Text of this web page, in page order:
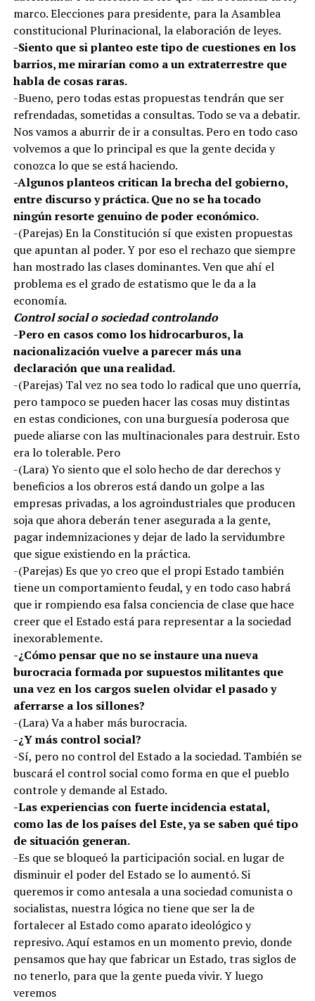
marco. Elecciones para presidente, para la Asamblea
constitucional Plurinacional, la elaboración de leyes.
-Siento que si planteo este tipo de cuestiones en los
barrios, me mirarían como a un extraterrestre que
habla de cosas raras.
-Bueno, pero todas estas propuestas tendrán que ser
refrendadas, sometidas a consultas. Todo se va a debatir.
Nos vamos a aburrir de ir a consultas. Pero en todo caso
volvemos a que lo principal es que la gente decida y
conozca lo que se está haciendo.
-Algunos planteos critican la brecha del gobierno,
entre discurso y práctica. Que no se ha tocado
ningún resorte genuino de poder económico.
-(Parejas) En la Constitución sí que existen propuestas
que apuntan al poder. Y por eso el rechazo que siempre
han mostrado las clases dominantes. Ven que ahí el
problema es el grado de estatismo que le da a la
economía.
Control social o sociedad controlando
-Pero en casos como los hidrocarburos, la
nacionalización vuelve a parecer más una
declaración que una realidad.
-(Parejas) Tal vez no sea todo lo radical que uno querría,
pero tampoco se pueden hacer las cosas muy distintas
en estas condiciones, con una burguesía poderosa que
puede aliarse con las multinacionales para destruir. Esto
era lo tolerable. Pero
-(Lara) Yo siento que el solo hecho de dar derechos y
beneficios a los obreros está dando un golpe a las
empresas privadas, a los agroindustriales que producen
soja que ahora deberán tener asegurada a la gente,
pagar indemnizaciones y dejar de lado la servidumbre
que sigue existiendo en la práctica.
-(Parejas) Es que yo creo que el propi Estado también
tiene un comportamiento feudal, y en todo caso habrá
que ir rompiendo esa falsa conciencia de clase que hace
creer que el Estado está para representar a la sociedad
inexorablemente.
-¿Cómo pensar que no se instaure una nueva
burocracia formada por supuestos militantes que
una vez en los cargos suelen olvidar el pasado y
aferrarse a los sillones?
-(Lara) Va a haber más burocracia.
-¿Y más control social?
-Sí, pero no control del Estado a la sociedad. También se
buscará el control social como forma en que el pueblo
controle y demande al Estado.
-Las experiencias con fuerte incidencia estatal,
como las de los países del Este, ya se saben qué tipo
de situación generan.
-Es que se bloqueó la participación social. en lugar de
disminuir el poder del Estado se lo aumentó. Si
queremos ir como antesala a una sociedad comunista o
socialistas, nuestra lógica no tiene que ser la de
fortalecer al Estado como aparato ideológico y
represivo. Aquí estamos en un momento previo, donde
pensamos que hay que fabricar un Estado, tras siglos de
no tenerlo, para que la gente pueda vivir. Y luego
veremos